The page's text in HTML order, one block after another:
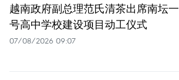
越南政府副总理范氏清茶出席南坛一
号高中学校建设项目动工仪式
07/08/2026 09:07